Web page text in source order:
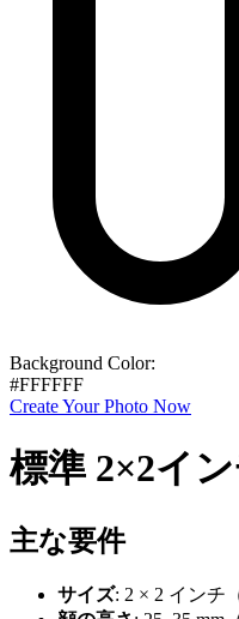
Background Color:
#FFFFFF
Create Your Photo Now
標準 2×2イ
主な要件
サイズ: 2 × 2 インチ